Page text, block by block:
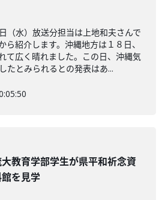
（水）放送分担当は上地和夫さんで
ら紹介します。沖縄地方は１８日、
て広く晴れました。この日、沖縄気
たとみられるとの発表はあ...
教育学部学生が県平和祈念資
を見学